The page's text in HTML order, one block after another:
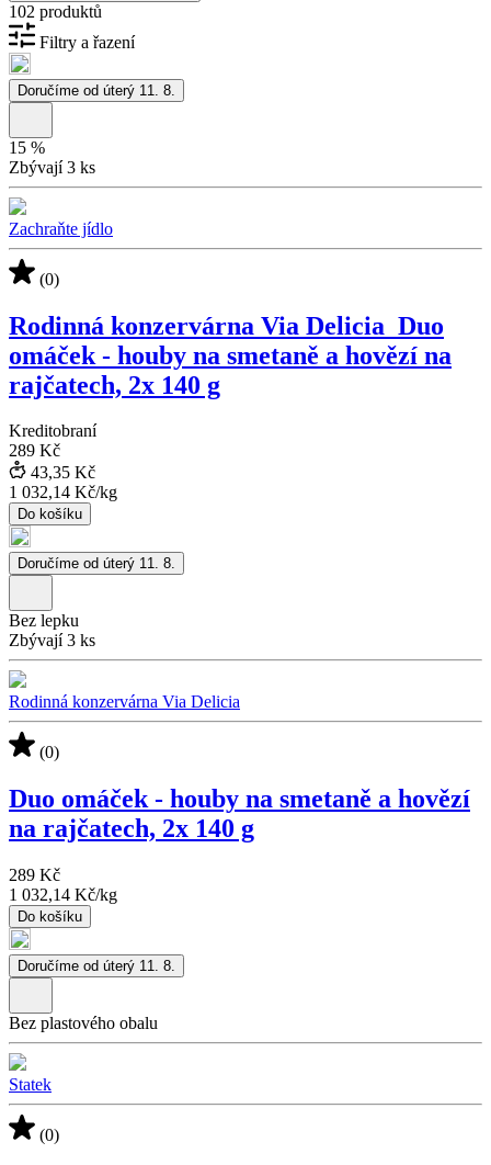
102 produktů
Filtry a řazení
Doručíme od úterý 11. 8.
15 %
Zbývají 3 ks
Zachraňte jídlo
(0)
Rodinná konzervárna Via Delicia_Duo
omáček - houby na smetaně a hovězí na
rajčatech, 2x 140 g
Kreditobraní
289 Kč
43,35 Kč
1 032,14 Kč/kg
Do košíku
Doručíme od úterý 11. 8.
Bez lepku
Zbývají 3 ks
Rodinná konzervárna Via Delicia
(0)
Duo omáček - houby na smetaně a hovězí
na rajčatech, 2x 140 g
289 Kč
1 032,14 Kč/kg
Do košíku
Doručíme od úterý 11. 8.
Bez plastového obalu
Statek
(0)